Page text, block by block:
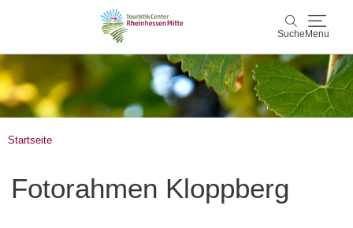
Suche Menu
Suche
Rheinhessen Mitte
Startseite
Fotorahmen Kloppberg